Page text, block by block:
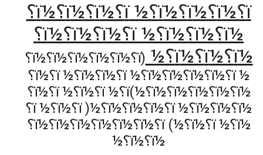
ï؟½ï؟½ï؟½ï؟½ ï؟½ï؟½ï؟½ï؟
½ï؟½ï؟½ï؟½ ï؟½ï؟½ï؟½ï؟
½ï؟½ï؟½ï؟½
(ï؟½ï؟½ï؟½ï؟½ï؟½ï؟
½ ï؟½ï؟½ï؟½ï؟½ï؟½ ï؟½ï؟½ï؟½ ï؟½ï؟
½ï؟½ï؟½ï؟½ï؟½ï؟½)ï؟½ ï؟½ï؟½ ï؟½ï؟
½ï؟½ï؟½ï؟½ ï؟½ï؟½ï؟½ï؟½( ï؟½ï؟½ ï؟
½ï؟½ ï؟½ï؟½) ï؟½ï؟½ï؟½ï؟½ï؟½ï؟½ï؟
½ï؟½ï؟½